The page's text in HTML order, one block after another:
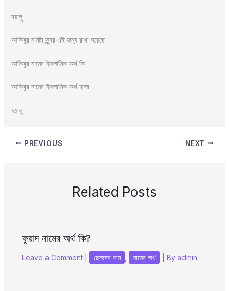
দয়ালু
আকিবুর নামটা সুন্দর এই জন্য রাখা হয়েছে
আকিবুর নামের ইসলামিক অর্থ কি
আকিবুর নামের ইসলামিক অর্থ হলো
দয়ালু
PREVIOUS NEXT
Related Posts
ফুয়াদ নামের অর্থ কি?
Leave a Comment ছেলদের নাম নামের অর্থ | By admin